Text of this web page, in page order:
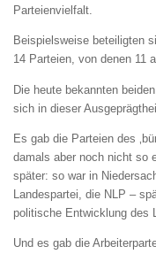
Parteienvielfalt.
Beispielsweise beteiligten
14 Parteien, von denen 11
Die heute bekannten
sich in dieser
Es gab die Parteien des
damals aber noch nicht so
später: so war in
Landespartei, die NLP –
politische Entwicklung des
Und es gab die